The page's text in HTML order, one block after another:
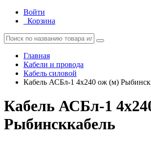
Войти
Корзина
Главная
Кабели и провода
Кабель силовой
Кабель АСБл-1 4х240 ож (м)
Кабель АСБл-1
Рыбинсккабель